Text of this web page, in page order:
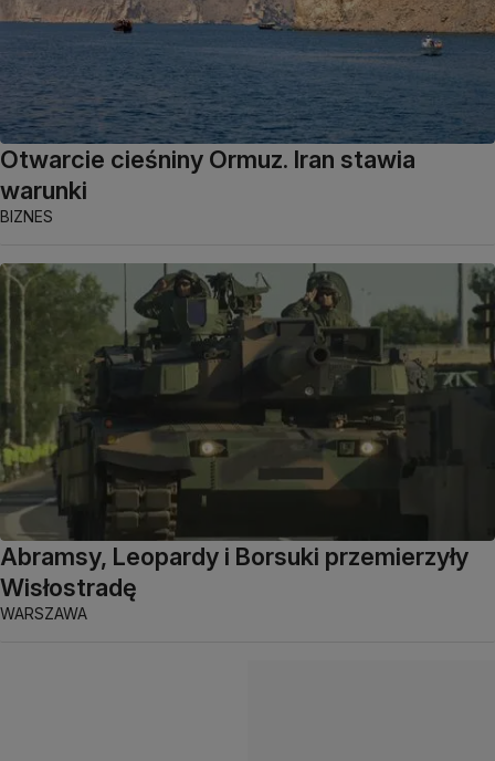
Otwarcie cieśniny Ormuz. Iran stawia
warunki
BIZNES
Abramsy, Leopardy i Borsuki przemierzyły
Wisłostradę
WARSZAWA